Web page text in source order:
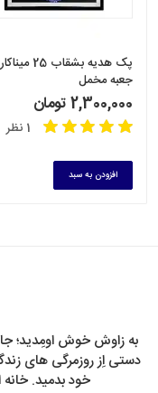
پک هدیه بشقاب
جعبه مخمل
2,300,000 تومان
1 نظر
افزودن به سبد
به زاوش خوش اومِدید؛
دستی اِز روزمرگی های
خود بدمید.